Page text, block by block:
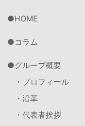
HOME
コラム
グループ概要
・プロフィール
・沿革
・代表者挨拶